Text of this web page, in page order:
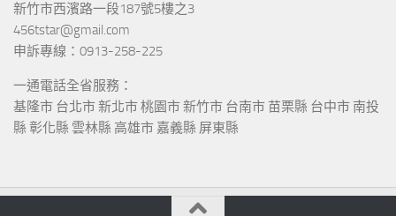
新竹市西濱路一段187號5樓之3
456tstar@gmail.com
申訴專線：0913-258-225
一通電話全省服務：
基隆市 台北市 新北市 桃園市 新竹市 台南市 苗栗縣 台中市 南投
縣 彰化縣 雲林縣 高雄市 嘉義縣 屏東縣